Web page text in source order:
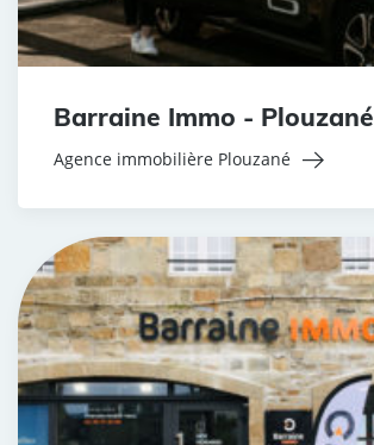
Barraine Immo - Plouzané
Agence immobilière Plouzané